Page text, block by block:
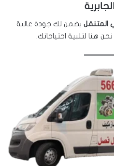
المتنقل يضمن لك جودة عالية
هنا لتلبية احتياجاتك.